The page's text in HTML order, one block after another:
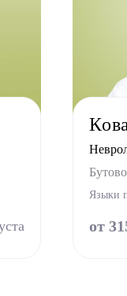
Мануальный терапевт
Оториноларинголог
Языки
от